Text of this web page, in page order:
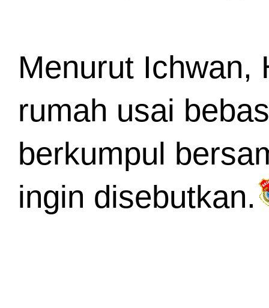
Menurut Ichwan,
rumah usai
berkumpul
ingin disebutkan.